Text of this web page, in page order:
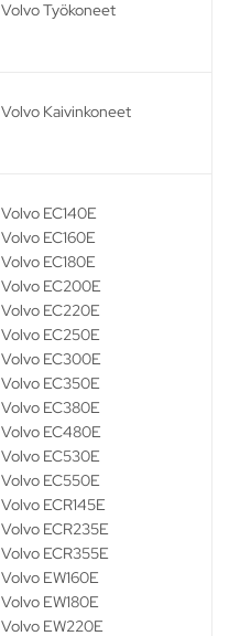
Volvo Työkoneet
Volvo Kaivinkoneet
Volvo EC140E
Volvo EC160E
Volvo EC180E
Volvo EC200E
Volvo EC220E
Volvo EC250E
Volvo EC300E
Volvo EC350E
Volvo EC380E
Volvo EC480E
Volvo EC530E
Volvo EC550E
Volvo ECR145E
Volvo ECR235E
Volvo ECR355E
Volvo EW160E
Volvo EW180E
Volvo EW220E